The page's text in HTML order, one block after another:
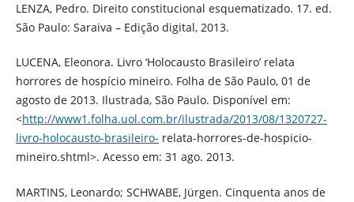
LENZA, Pedro. Direito constitucional esquematizado. 17. ed.
São Paulo: Saraiva – Edição digital, 2013.
LUCENA, Eleonora. Livro ‘Holocausto Brasileiro’ relata
horrores de hospício mineiro. Folha de São Paulo, 01 de
agosto de 2013. Ilustrada, São Paulo. Disponível em:
<http://www1.folha.uol.com.br/ilustrada/2013/08/1320727-
livro-holocausto-brasileiro- relata-horrores-de-hospicio-
mineiro.shtml>. Acesso em: 31 ago. 2013.
MARTINS, Leonardo; SCHWABE, Jürgen. Cinquenta anos de